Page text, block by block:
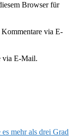
Browser für
via E-
via E-Mail.
mehr als drei Grad